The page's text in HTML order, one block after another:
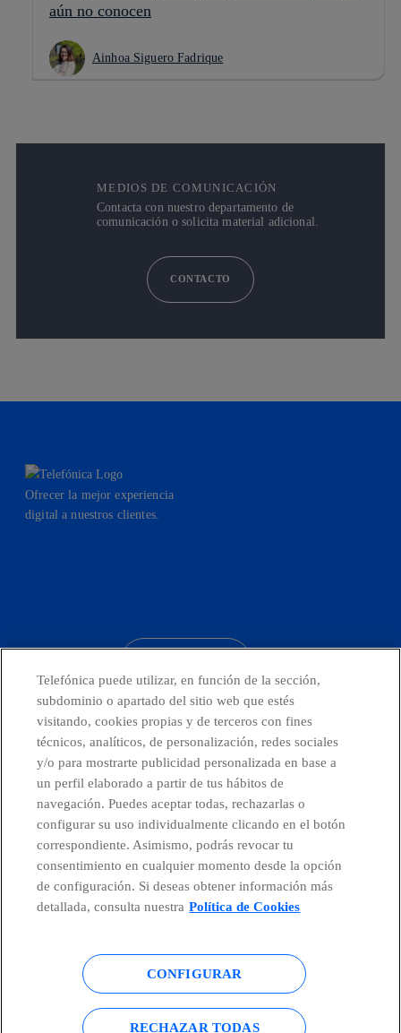
aún no conocen
Ainhoa Siguero Fadrique
MEDIOS DE COMUNICACIÓN
Contacta con nuestro departamento de
comunicación o solicita material adicional.
CONTACTO
Ofrecer la mejor experiencia
digital a nuestros clientes.
Telefónica en redes sociales
Canal de Denuncias
Centro Global Transparencia
Política de cookies Aviso legal
Accesibilidad Política de privacidad
Telefónica puede utilizar, en función de la sección,
subdominio o apartado del sitio web que estés
visitando, cookies propias y de terceros con fines
técnicos, analíticos, de personalización, redes sociales
y/o para mostrarte publicidad personalizada en base a
un perfil elaborado a partir de tus hábitos de
navegación. Puedes aceptar todas, rechazarlas o
configurar su uso individualmente clicando en el botón
correspondiente. Asimismo, podrás revocar tu
consentimiento en cualquier momento desde la opción
de configuración. Si deseas obtener información más
detallada, consulta nuestra Política de Cookies
CONFIGURAR
RECHAZAR TODAS